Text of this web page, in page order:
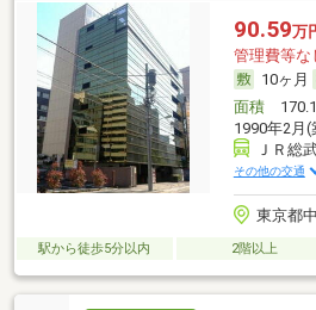
90.59万
管理費等な
10ヶ月
面積
1990年2月
ＪＲ総
その他の交通
東京都
駅から徒歩5分以内 2階以上